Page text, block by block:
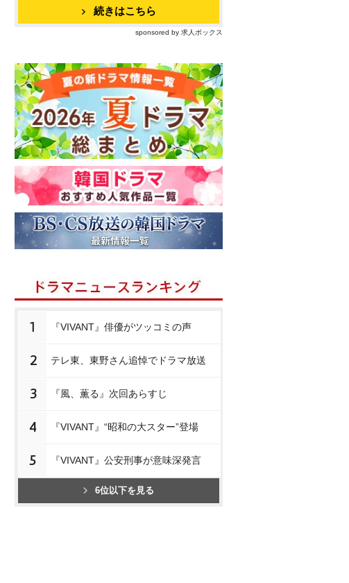
続きはこちら
sponsored by 求人ボックス
1 『VIVANT』俳優がツッコミの声
2 テレ東、東野さん追悼でドラマ放送
3 『風、薫る』次回あらすじ
4 『VIVANT』“昭和の大スター”登場
5 『VIVANT』公安刑事が意味深発言
6位以下を見る